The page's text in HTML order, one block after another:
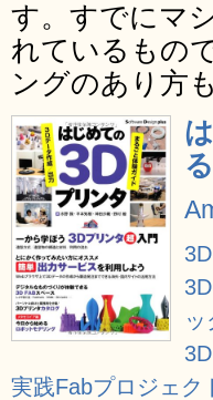
す。すでにマ
れているもの
ングのあり方
ッ
実践Fabプロジェク